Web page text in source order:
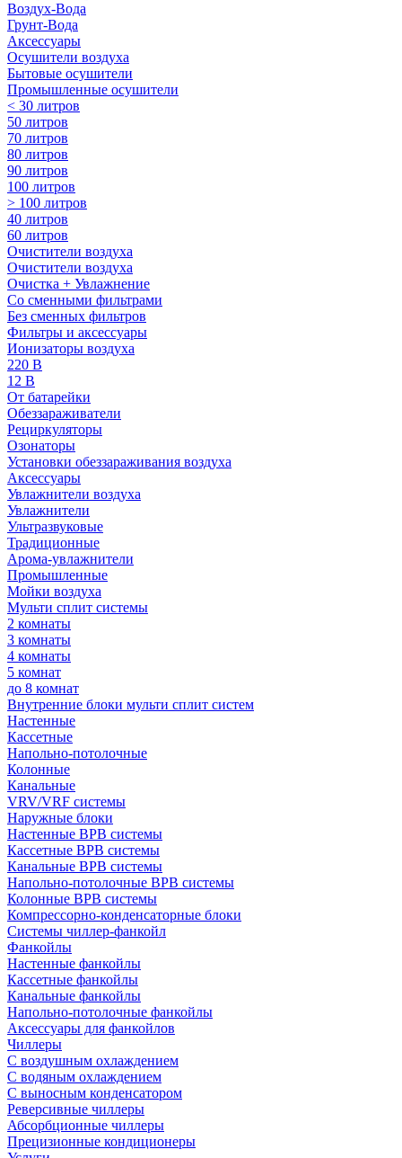
Воздух-Вода
Грунт-Вода
Аксессуары
Осушители воздуха
Бытовые осушители
Промышленные осушители
< 30 литров
50 литров
70 литров
80 литров
90 литров
100 литров
> 100 литров
40 литров
60 литров
Очистители воздуха
Очистители воздуха
Очистка + Увлажнение
Cо сменными фильтрами
Без сменных фильтров
Фильтры и аксессуары
Ионизаторы воздуха
220 В
12 В
От батарейки
Обеззараживатели
Рециркуляторы
Озонаторы
Установки обеззараживания воздуха
Аксессуары
Увлажнители воздуха
Увлажнители
Ультразвуковые
Традиционные
Арома-увлажнители
Промышленные
Мойки воздуха
Мульти сплит системы
2 комнаты
3 комнаты
4 комнаты
5 комнат
до 8 комнат
Внутренние блоки мульти сплит систем
Настенные
Кассетные
Напольно-потолочные
Колонные
Канальные
VRV/VRF системы
Наружные блоки
Настенные ВРВ системы
Кассетные ВРВ системы
Канальные ВРВ системы
Напольно-потолочные ВРВ системы
Колонные ВРВ системы
Компрессорно-конденсаторные блоки
Системы чиллер-фанкойл
Фанкойлы
Настенные фанкойлы
Кассетные фанкойлы
Канальные фанкойлы
Напольно-потолочные фанкойлы
Аксессуары для фанкойлов
Чиллеры
С воздушным охлаждением
С водяным охлаждением
С выносным конденсатором
Реверсивные чиллеры
Абсорбционные чиллеры
Прецизионные кондиционеры